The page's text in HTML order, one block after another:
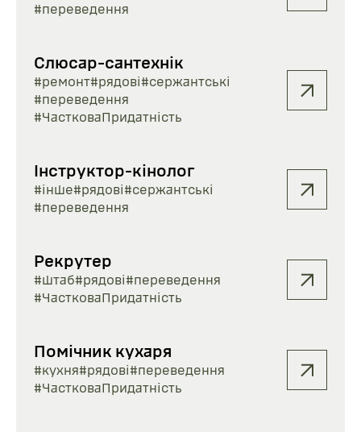
#переведення
Слюсар-сантехнік
#ремонт#рядові#сержантські
#переведення
#ЧастковаПридатність
Інструктор-кінолог
#інше#рядові#сержантські
#переведення
Рекрутер
#штаб#рядові#переведення
#ЧастковаПридатність
Помічник кухаря
#кухня#рядові#переведення
#ЧастковаПридатність